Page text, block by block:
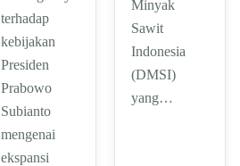
terhadap
kebijakan
Presiden
Prabowo
Subianto
mengenai
ekspansi
Minyak
Sawit
Indonesia
(DMSI)
yang…